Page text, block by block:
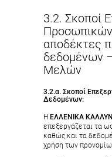
3.2. Σκοποί
αποδέκτες
δεδομένων
Μελών
3.2.α. Σκοποί
Δεδομένων:
Η ΕΛΛΕΝΙΚΑ
επεξεργάζεται τα
καθώς και τα
χρήση των